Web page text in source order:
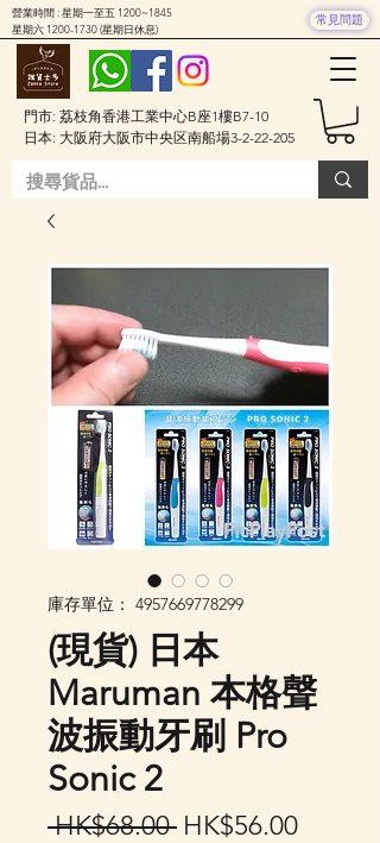
門市: 荔枝角香港工業中心B座1樓B7-10
日本: 大阪府大阪市中央区南船場3-2-22-205
營業時間 : 星期一至五 1200~1845
星期六 1200-1730(星期日休息)
常見問題
庫存單位： 4957669778299
(現貨) 日本
Maruman 本格聲
波振動牙刷 Pro
Sonic 2
HK$68.00 一
HK$56.00促